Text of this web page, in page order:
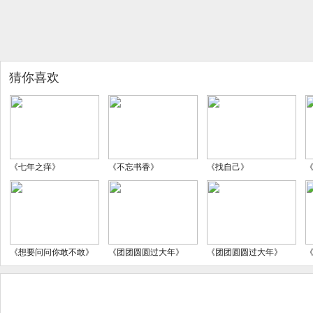
猜你喜欢
《七年之痒》 《不忘书香》 《找自己》
《想要问问你敢不敢》 《团团圆圆过大年》 《团团圆圆过大年》